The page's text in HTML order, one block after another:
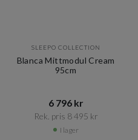
SLEEPO COLLECTION
Blanca Mittmodul Cream
95cm
6 796 kr​​
Rek. pris 8 495 kr​​
I lager